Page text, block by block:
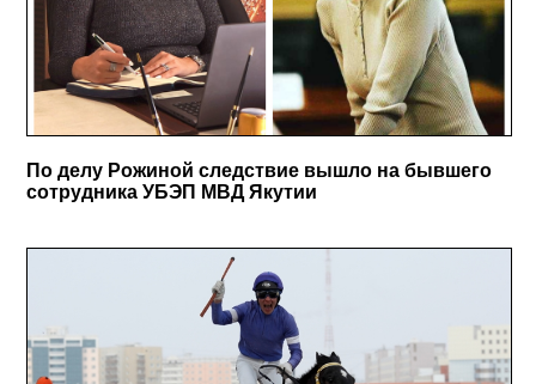
По делу Рожиной следствие вышло на бывшего
сотрудника УБЭП МВД Якутии